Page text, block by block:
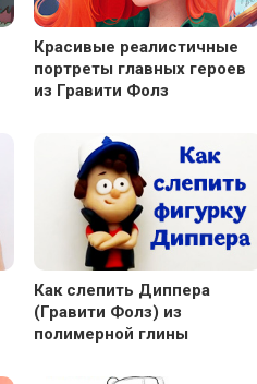
Красивые реалистичные
портреты главных героев
из Гравити Фолз
Как слепить Диппера
(Гравити Фолз) из
полимерной глины